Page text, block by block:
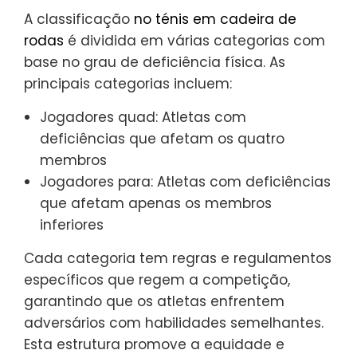
A classificação no ténis em cadeira de
rodas é dividida em várias categorias com
base no grau de deficiência física. As
principais categorias incluem:
Jogadores quad: Atletas com
deficiências que afetam os quatro
membros
Jogadores para: Atletas com deficiências
que afetam apenas os membros
inferiores
Cada categoria tem regras e regulamentos
específicos que regem a competição,
garantindo que os atletas enfrentem
adversários com habilidades semelhantes.
Esta estrutura promove a equidade e